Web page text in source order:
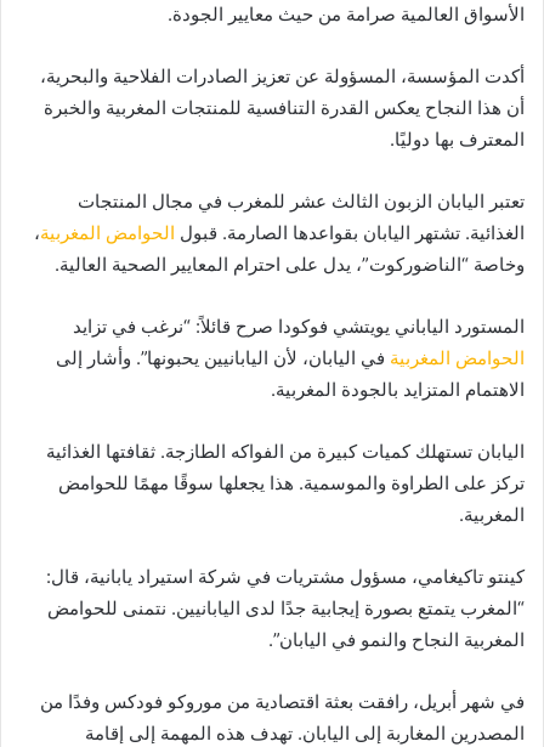
الأسواق العالمية صرامة من حيث معايير الجودة.
أكدت المؤسسة، المسؤولة عن تعزيز الصادرات الفلاحية والبحرية،
أن هذا النجاح يعكس القدرة التنافسية للمنتجات المغربية والخبرة
المعترف بها دوليًا.
تعتبر اليابان الزبون الثالث عشر للمغرب في مجال المنتجات
الغذائية. تشتهر اليابان بقواعدها الصارمة. قبول الحوامض المغربية،
وخاصة “الناضوركوت”، يدل على احترام المعايير الصحية العالية.
المستورد الياباني يويتشي فوكودا صرح قائلاً: “نرغب في تزايد
الحوامض المغربية في اليابان، لأن اليابانيين يحبونها”. وأشار إلى
الاهتمام المتزايد بالجودة المغربية.
اليابان تستهلك كميات كبيرة من الفواكه الطازجة. ثقافتها الغذائية
تركز على الطراوة والموسمية. هذا يجعلها سوقًا مهمًا للحوامض
المغربية.
كينتو تاكيغامي، مسؤول مشتريات في شركة استيراد يابانية، قال:
“المغرب يتمتع بصورة إيجابية جدًا لدى اليابانيين. نتمنى للحوامض
المغربية النجاح والنمو في اليابان”.
في شهر أبريل، رافقت بعثة اقتصادية من موروكو فودكس وفدًا من
المصدرين المغاربة إلى اليابان. تهدف هذه المهمة إلى إقامة